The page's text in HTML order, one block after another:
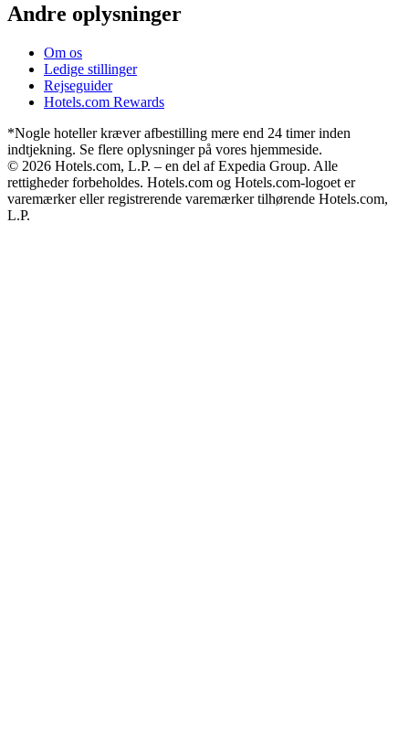
Andre oplysninger
Om os
Ledige stillinger
Rejseguider
Hotels.com Rewards
*Nogle hoteller kræver afbestilling mere end 24 timer inden
indtjekning. Se flere oplysninger på vores hjemmeside.
© 2026 Hotels.com, L.P. – en del af Expedia Group. Alle
rettigheder forbeholdes. Hotels.com og Hotels.com-logoet er
varemærker eller registrerende varemærker tilhørende Hotels.com,
L.P.